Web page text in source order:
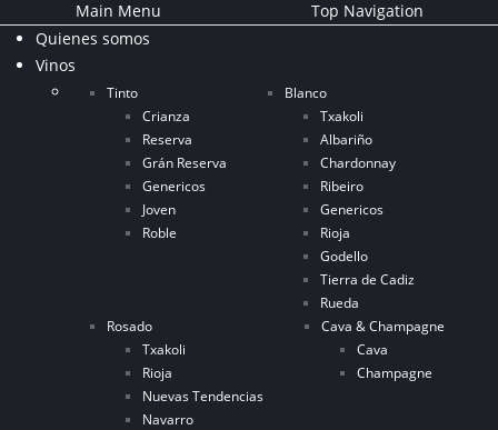
Main Menu
Top Navigation
Quienes somos
Vinos
Tinto
Crianza
Reserva
Grán Reserva
Genericos
Joven
Roble
Blanco
Txakoli
Albariño
Chardonnay
Ribeiro
Genericos
Rioja
Godello
Tierra de Cadiz
Rueda
Rosado
Txakoli
Rioja
Nuevas Tendencias
Navarro
Cava & Champagne
Cava
Champagne